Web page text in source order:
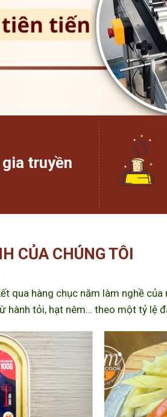
truyền
CỦA CHÚNG TÔI
qua hàng chục năm làm nghề
hành tỏi, hạt nêm… theo một tỷ lệ